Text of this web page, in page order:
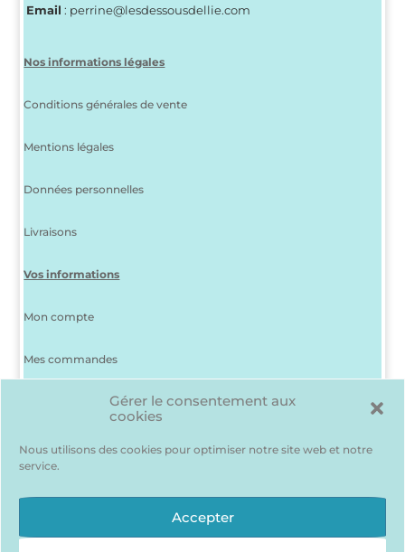
Gérer le consentement aux
cookies
Nous utilisons des cookies pour optimiser notre site web et notre
service.
Accepter
Email : perrine@lesdessousdellie.com
Nos informations légales
Conditions générales de vente
Mentions légales
Données personnelles
Livraisons
Vos informations
Mon compte
Mes commandes
J’ai perdu mon mot de passe
Déconnexion
Des produits me plaisent mais je suis indécis(e) ? Pas de
problème, pour les garder en mémoire…